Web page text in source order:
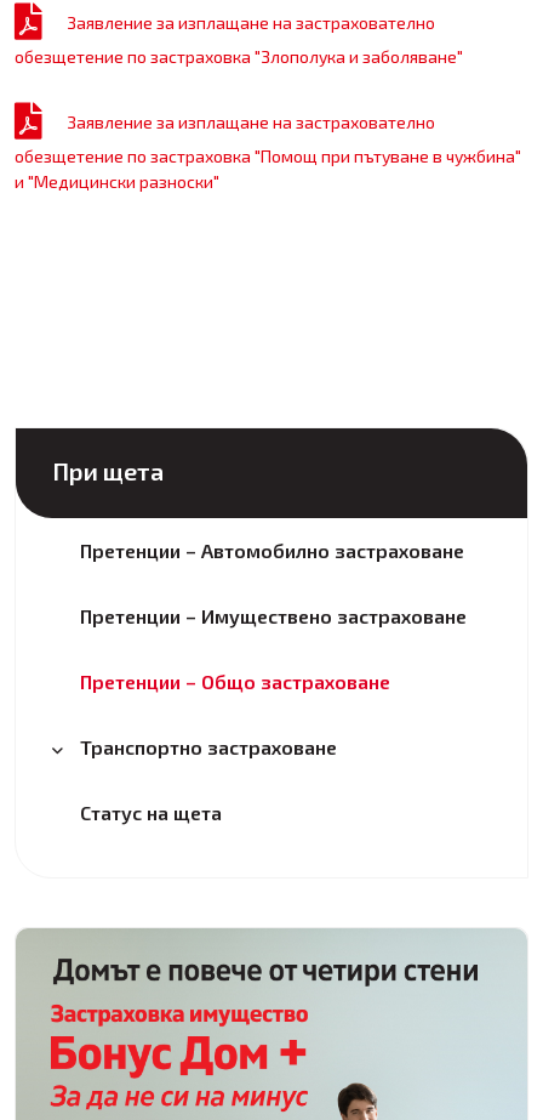
Заявление за изплащане на застрахователно
обезщетение по застраховка "Злополука и заболяване"
Заявление за изплащане на застрахователно
обезщетение по застраховка "Помощ при пътуване в чужбина"
и "Медицински разноски"
При щета
Претенции – Автомобилно застраховане
Претенции – Имуществено застраховане
Претенции – Общо застраховане
Транспортно застраховане
Статус на щета